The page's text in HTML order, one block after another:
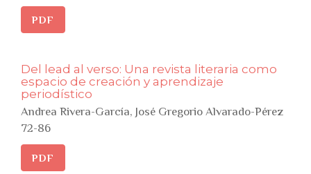
PDF
Del lead al verso: Una revista literaria como
espacio de creación y aprendizaje
periodístico
Andrea Rivera-García, José Gregorio Alvarado-Pérez
72-86
PDF